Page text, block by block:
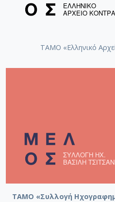
ΤΑΜΟ «Ελληνικό
ΤΑΜΟ «Συλλογή